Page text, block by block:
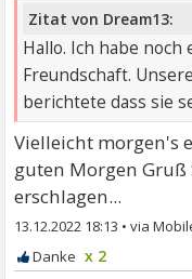
Zitat von Dream13:
Hallo. Ich habe
Freundschaft.
berichtete dass sie
Vielleicht morgen's
guten Morgen Gruß
erschlagen...
13.12.2022 18:13 •
x 2